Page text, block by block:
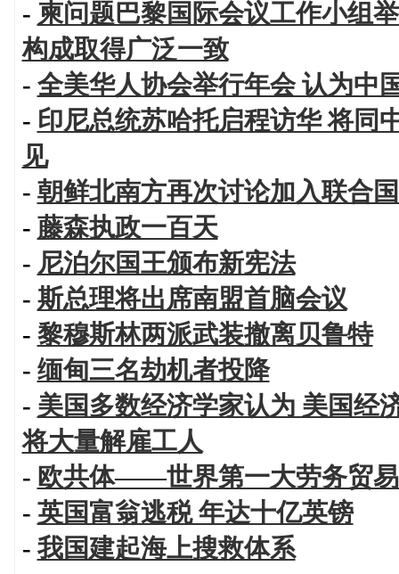
- 柬问题巴黎国际会议工作小组
构成取得广泛一致
- 全美华人协会举行年会 认为中
- 印尼总统苏哈托启程访华 将同
见
- 朝鲜北南方再次讨论加入联合
- 藤森执政一百天
- 尼泊尔国王颁布新宪法
- 斯总理将出席南盟首脑会议
- 黎穆斯林两派武装撤离贝鲁特
- 缅甸三名劫机者投降
- 美国多数经济学家认为 美国
将大量解雇工人
- 欧共体——世界第一大劳务贸
- 英国富翁逃税 年达十亿英镑
- 我国建起海上搜救体系